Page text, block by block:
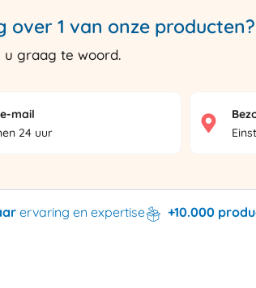
over 1 van onze producten?
u graag te woord.
mail
24 uur
ervaring en expertise +10.000